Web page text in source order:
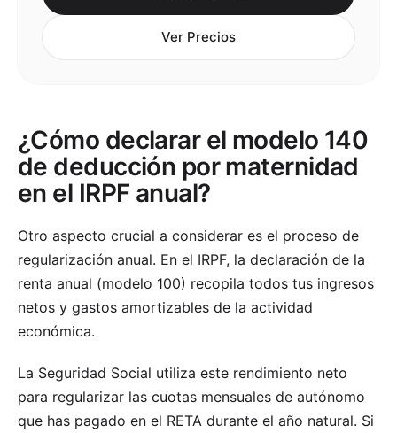
Ver Precios
¿Cómo declarar el modelo 140
de deducción por maternidad
en el IRPF anual?
Otro aspecto crucial a considerar es el proceso de
regularización anual. En el IRPF, la declaración de la
renta anual (modelo 100) recopila todos tus ingresos
netos y gastos amortizables de la actividad
económica.
La Seguridad Social utiliza este rendimiento neto
para regularizar las cuotas mensuales de autónomo
que has pagado en el RETA durante el año natural. Si